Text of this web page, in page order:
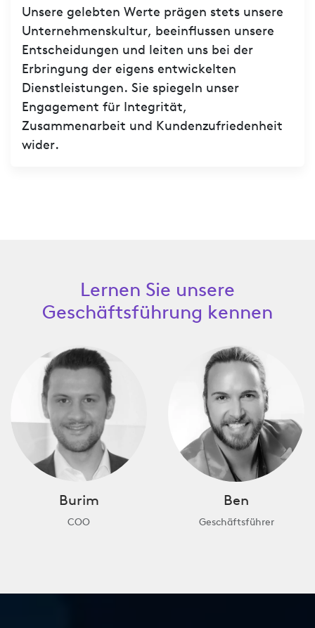
Unsere gelebten Werte prägen stets unsere
Unternehmenskultur, beeinflussen unsere
Entscheidungen und leiten uns bei der
Erbringung der eigens entwickelten
Dienstleistungen. Sie spiegeln unser
Engagement für Integrität,
Zusammenarbeit und Kundenzufriedenheit
wider.
Lernen Sie unsere
Geschäftsführung kennen
Burim
COO
Ben
Geschäftsführer